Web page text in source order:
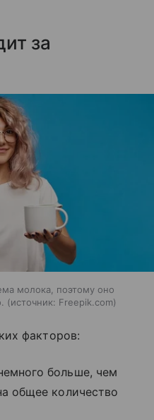
за
молока, поэтому оно
источник: Freepik.com
факторов:
больше, чем
общее количество